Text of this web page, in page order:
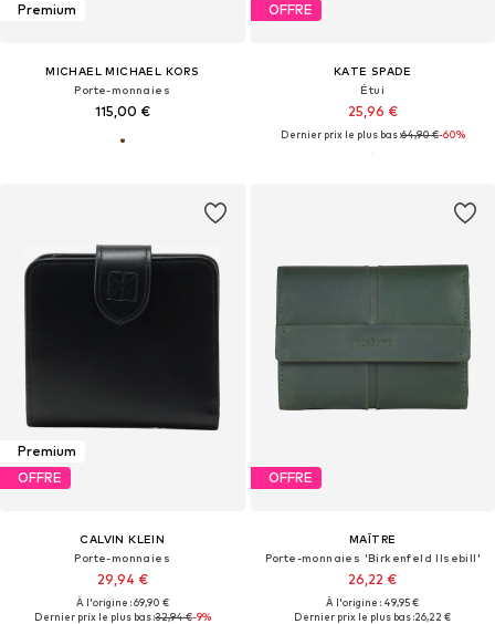
Premium
MICHAEL MICHAEL KORS
Porte-monnaies
115,00 €
OFFRE
KATE SPADE
Étui
25,96 €
Dernier prix le plus bas :64,90 €-60%
Premium
OFFRE
CALVIN KLEIN
Porte-monnaies
29,94 €
À l'origine : 69,90 €
Dernier prix le plus bas :32,94 €-9%
OFFRE
MAÎTRE
Porte-monnaies 'Birkenfeld Ilsebill'
26,22 €
À l'origine : 49,95 €
Dernier prix le plus bas :26,22 €